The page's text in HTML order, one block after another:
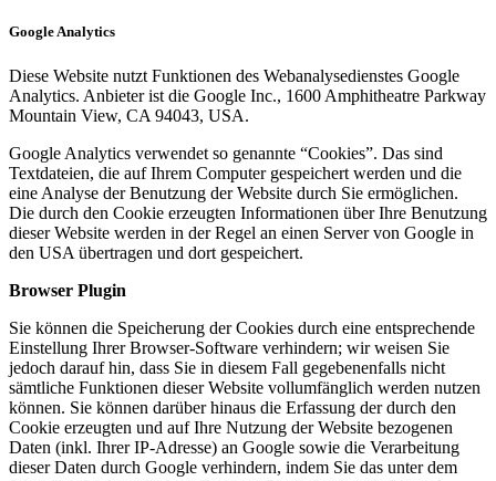
Google Analytics
Diese Website nutzt Funktionen des Webanalysedienstes Google
Analytics. Anbieter ist die Google Inc., 1600 Amphitheatre Parkway
Mountain View, CA 94043, USA.
Google Analytics verwendet so genannte “Cookies”. Das sind
Textdateien, die auf Ihrem Computer gespeichert werden und die
eine Analyse der Benutzung der Website durch Sie ermöglichen.
Die durch den Cookie erzeugten Informationen über Ihre Benutzung
dieser Website werden in der Regel an einen Server von Google in
den USA übertragen und dort gespeichert.
Browser Plugin
Sie können die Speicherung der Cookies durch eine entsprechende
Einstellung Ihrer Browser-Software verhindern; wir weisen Sie
jedoch darauf hin, dass Sie in diesem Fall gegebenenfalls nicht
sämtliche Funktionen dieser Website vollumfänglich werden nutzen
können. Sie können darüber hinaus die Erfassung der durch den
Cookie erzeugten und auf Ihre Nutzung der Website bezogenen
Daten (inkl. Ihrer IP-Adresse) an Google sowie die Verarbeitung
dieser Daten durch Google verhindern, indem Sie das unter dem